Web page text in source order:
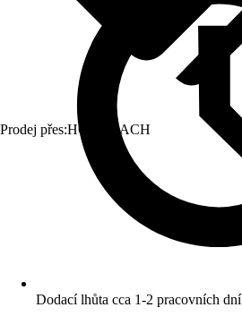
Prodej přes:HORNBACH
Dodací lhůta cca 1-2 pracovních dní